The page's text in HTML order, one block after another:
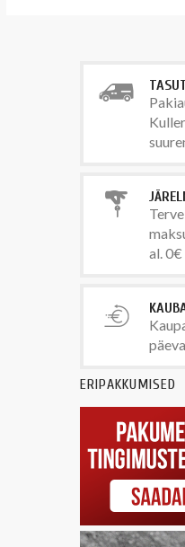
al. 0€
päeva
ERIPAKKUMISED